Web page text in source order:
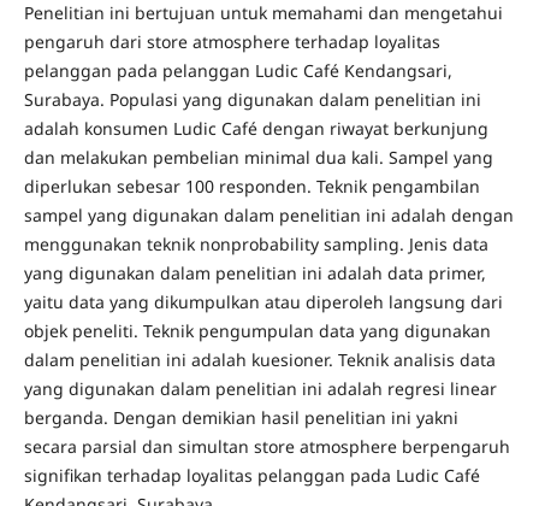
Penelitian ini bertujuan untuk memahami dan mengetahui
pengaruh dari store atmosphere terhadap loyalitas
pelanggan pada pelanggan Ludic Café Kendangsari,
Surabaya. Populasi yang digunakan dalam penelitian ini
adalah konsumen Ludic Café dengan riwayat berkunjung
dan melakukan pembelian minimal dua kali. Sampel yang
diperlukan sebesar 100 responden. Teknik pengambilan
sampel yang digunakan dalam penelitian ini adalah dengan
menggunakan teknik nonprobability sampling. Jenis data
yang digunakan dalam penelitian ini adalah data primer,
yaitu data yang dikumpulkan atau diperoleh langsung dari
objek peneliti. Teknik pengumpulan data yang digunakan
dalam penelitian ini adalah kuesioner. Teknik analisis data
yang digunakan dalam penelitian ini adalah regresi linear
berganda. Dengan demikian hasil penelitian ini yakni
secara parsial dan simultan store atmosphere berpengaruh
signifikan terhadap loyalitas pelanggan pada Ludic Café